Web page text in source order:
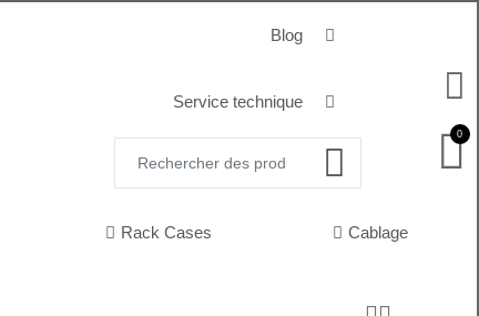
Blog
Service technique
0
Rack Cases Cablage